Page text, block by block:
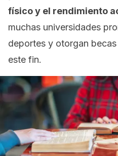
físico y el rendimiento
muchas universidades
deportes y otorgan
este fin.